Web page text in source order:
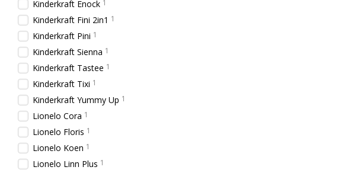
Kinderkraft Enock 1
Kinderkraft Fini 2in1 1
Kinderkraft Pini 1
Kinderkraft Sienna 1
Kinderkraft Tastee 1
Kinderkraft Tixi 1
Kinderkraft Yummy Up 1
Lionelo Cora 1
Lionelo Floris 1
Lionelo Koen 1
Lionelo Linn Plus 1